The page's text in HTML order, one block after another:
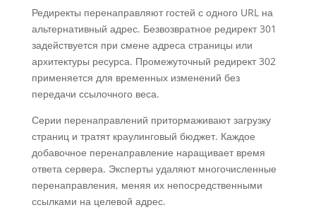
Редиректы перенаправляют гостей с одного URL на
альтернативный адрес. Безвозвратное редирект 301
задействуется при смене адреса страницы или
архитектуры ресурса. Промежуточный редирект 302
применяется для временных изменений без
передачи ссылочного веса.
Серии перенаправлений притормаживают загрузку
страниц и тратят краулинговый бюджет. Каждое
добавочное перенаправление наращивает время
ответа сервера. Эксперты удаляют многочисленные
перенаправления, меняя их непосредственными
ссылками на целевой адрес.